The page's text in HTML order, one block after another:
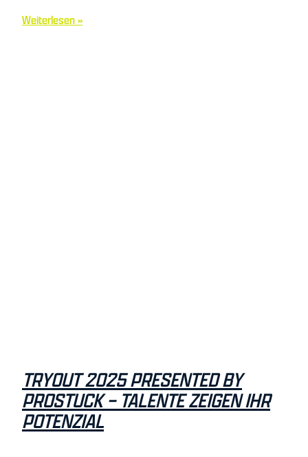
Weiterlesen »
TRYOUT 2025 PRESENTED BY
PROSTUCK – TALENTE ZEIGEN IHR
POTENZIAL